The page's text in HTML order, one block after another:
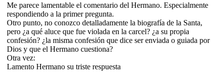
Me parece lamentable el comentario del Hermano. Especialmente
respondiendo a la primer pregunta.
Otro punto, no conozco detalladamente la biografía de la Santa,
pero ¿a qué aluce que fue violada en la carcel? ¿a su propia
confesión? ¿la misma confesión que dice ser enviada o guiada por
Dios y que el Hermano cuestiona?
Otra vez:
Lamento Hermano su triste respuesta